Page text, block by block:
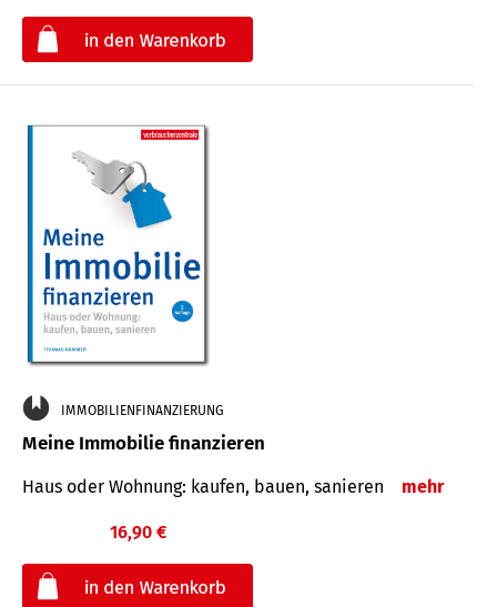
IMMOBILIENFINANZIERUNG
Meine Immobilie finanzieren
Haus oder Wohnung: kaufen, bauen, sanieren mehr
16,90 €